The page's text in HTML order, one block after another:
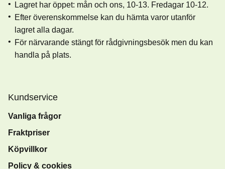
Lagret har öppet: mån och ons, 10-13. Fredagar 10-12.
Efter överenskommelse kan du hämta varor utanför
lagret alla dagar.
För närvarande stängt för rådgivningsbesök men du kan
handla på plats.
Kundservice
Vanliga frågor
Fraktpriser
Köpvillkor
Policy & cookies